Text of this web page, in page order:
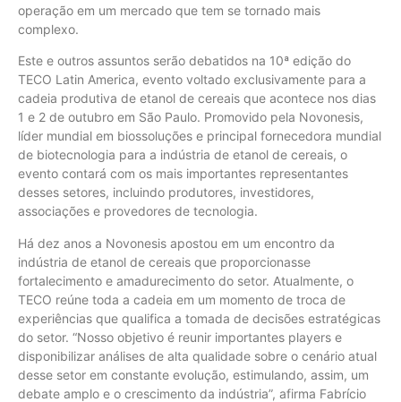
operação em um mercado que tem se tornado mais
complexo.
Este e outros assuntos serão debatidos na 10ª edição do
TECO Latin America, evento voltado exclusivamente para a
cadeia produtiva de etanol de cereais que acontece nos dias
1 e 2 de outubro em São Paulo. Promovido pela Novonesis,
líder mundial em biossoluções e principal fornecedora mundial
de biotecnologia para a indústria de etanol de cereais, o
evento contará com os mais importantes representantes
desses setores, incluindo produtores, investidores,
associações e provedores de tecnologia.
Há dez anos a Novonesis apostou em um encontro da
indústria de etanol de cereais que proporcionasse
fortalecimento e amadurecimento do setor. Atualmente, o
TECO reúne toda a cadeia em um momento de troca de
experiências que qualifica a tomada de decisões estratégicas
do setor. “Nosso objetivo é reunir importantes players e
disponibilizar análises de alta qualidade sobre o cenário atual
desse setor em constante evolução, estimulando, assim, um
debate amplo e o crescimento da indústria”, afirma Fabrício